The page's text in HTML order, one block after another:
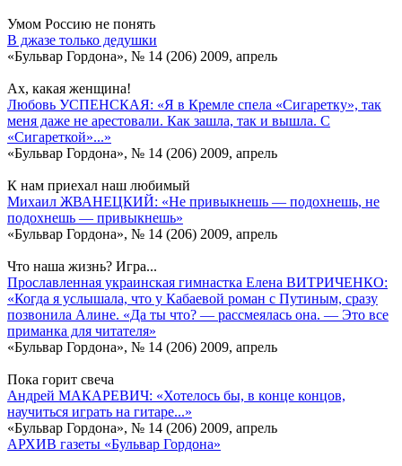
Умом Россию не понять
В джазе только дедушки
«Бульвар Гордона», № 14 (206) 2009, апрель
Ах, какая женщина!
Любовь УСПЕНСКАЯ: «Я в Кремле спела «Сигаретку», так
меня даже не арестовали. Как зашла, так и вышла. С
«Сигареткой»...»
«Бульвар Гордона», № 14 (206) 2009, апрель
К нам приехал наш любимый
Михаил ЖВАНЕЦКИЙ: «Не привыкнешь — подохнешь, не
подохнешь — привыкнешь»
«Бульвар Гордона», № 14 (206) 2009, апрель
Что наша жизнь? Игра...
Прославленная украинская гимнастка Елена ВИТРИЧЕНКО:
«Когда я услышала, что у Кабаевой роман с Путиным, сразу
позвонила Алине. «Да ты что? — рассмеялась она. — Это все
приманка для читателя»
«Бульвар Гордона», № 14 (206) 2009, апрель
Пока горит свеча
Андрей МАКАРЕВИЧ: «Хотелось бы, в конце концов,
научиться играть на гитаре...»
«Бульвар Гордона», № 14 (206) 2009, апрель
АРХИВ газеты «Бульвар Гордона»